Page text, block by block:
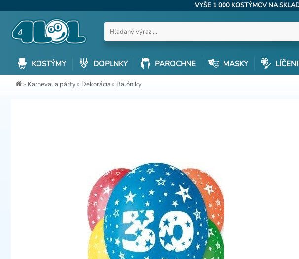
VYŠE 1 000 KOSTÝMOV NA
KOSTÝMY DOPLNKY PAROCHNE MASKY
» Karneval a párty » Dekorácia » Balóniky